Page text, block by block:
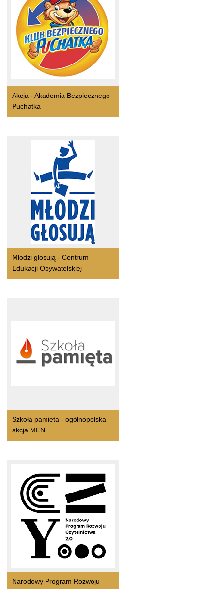
Akcja - Akademia Bezpiecznego
Puchatka
Młodzi głosują - Centrum
Edukacji Obywatelskiej
Szkoła pamieta - ogólnopolska
akcja MEN
Narodowy Program Rozwoju